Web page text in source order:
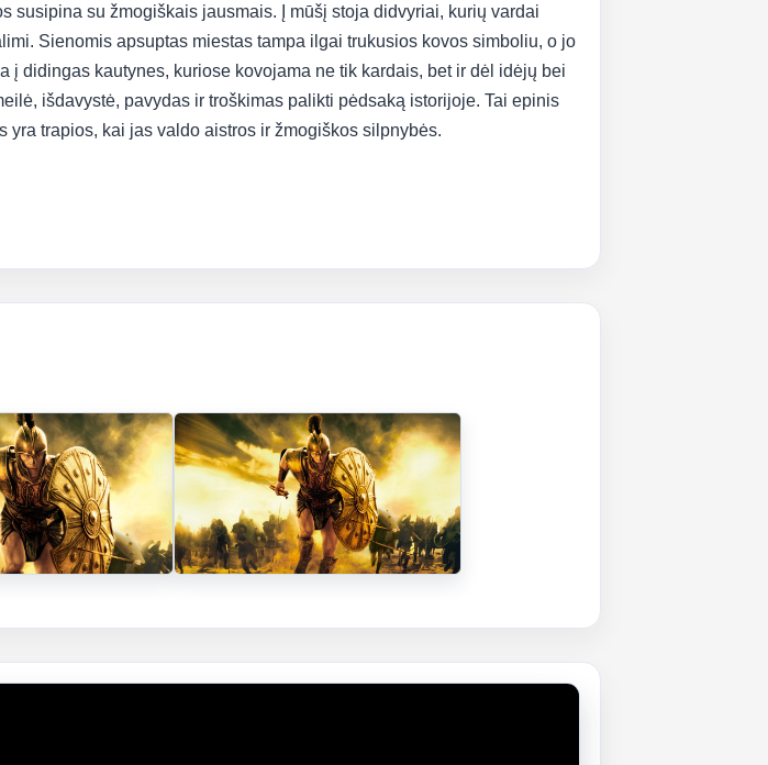
susipina su žmogiškais jausmais. Į mūšį stoja didvyriai, kurių vardai
Sienomis apsuptas miestas tampa ilgai trukusios kovos simboliu, o jo
didingas kautynes, kuriose kovojama ne tik kardais, bet ir dėl idėjų bei
išdavystė, pavydas ir troškimas palikti pėdsaką istorijoje. Tai epinis
trapios, kai jas valdo aistros ir žmogiškos silpnybės.